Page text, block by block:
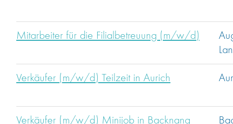
Mitarbeiter für die Filialbetreuung (m/w/d)
Verkäufer (m/w/d) Teilzeit in Aurich
Verkäufer (m/w/d) Minijob in Backnang